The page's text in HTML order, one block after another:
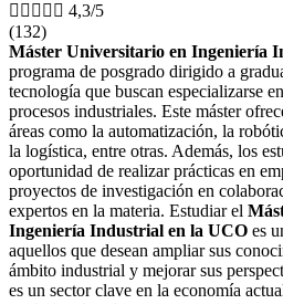
     4,3/5
(132)
Máster Universitario en Ingeniería
programa de posgrado dirigido a
tecnología que buscan especializarse
procesos industriales. Este máster
áreas como la automatización, la
la logística, entre otras. Además, los
oportunidad de realizar prácticas en
proyectos de investigación en
expertos en la materia. Estudiar el
Ingeniería Industrial en la UCO es
aquellos que desean ampliar sus
ámbito industrial y mejorar sus
es un sector clave en la economía